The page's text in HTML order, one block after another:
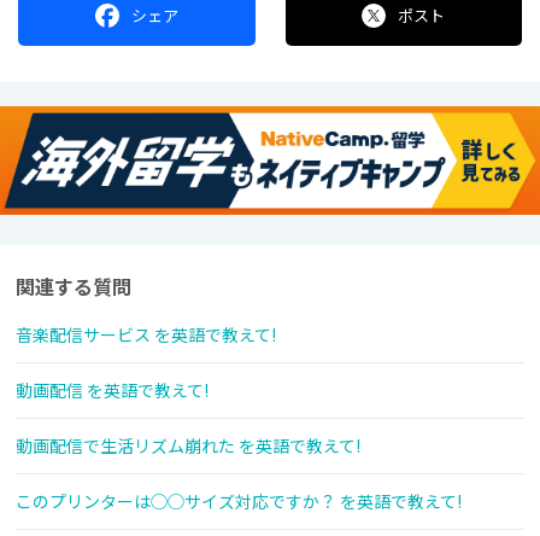
シェア ポスト
関連する質問
音楽配信サービス を英語で教えて!
動画配信 を英語で教えて!
動画配信で生活リズム崩れた を英語で教えて!
このプリンターは◯◯サイズ対応ですか？ を英語で教えて!